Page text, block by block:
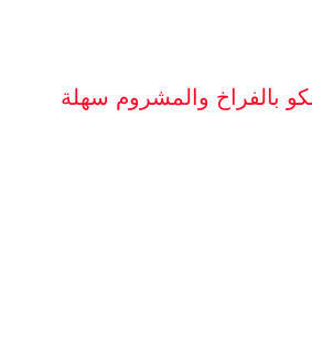
بالفراخ والمشروم سهلة